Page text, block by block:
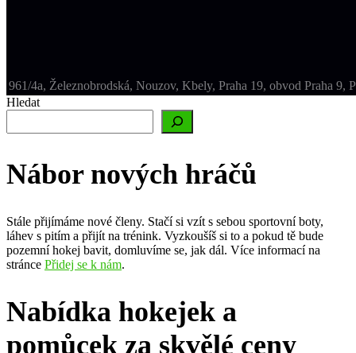
961/4a, Železnobrodská, Nouzov, Kbely, Praha 19, obvod Praha 9,
Hledat
Nábor nových hráčů
Stále přijímáme nové členy. Stačí si vzít s sebou sportovní boty,
láhev s pitím a přijít na trénink. Vyzkoušíš si to a pokud tě bude
pozemní hokej bavit, domluvíme se, jak dál. Více informací na
stránce Přidej se k nám.
Nabídka hokejek a
pomůcek za skvělé ceny